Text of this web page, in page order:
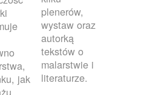
jak
plenerów,
wystaw oraz
autorką
tekstów o
malarstwie i
literaturze.